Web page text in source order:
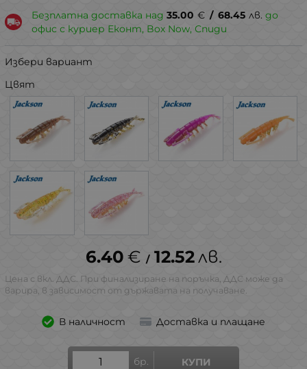
Безплатна доставка над 35.00 € / 68.45 лв. до
офис с куриер Еконт, Box Now, Спиди
Избери вариант
Цвят
6.40 € / 12.52лв.
Цена с вкл. ДДС. При финализиране на поръчка, ДДС може да
варира, в зависимост от държавата на получаване.
В наличност Доставка и плащане
бр. КУПИ